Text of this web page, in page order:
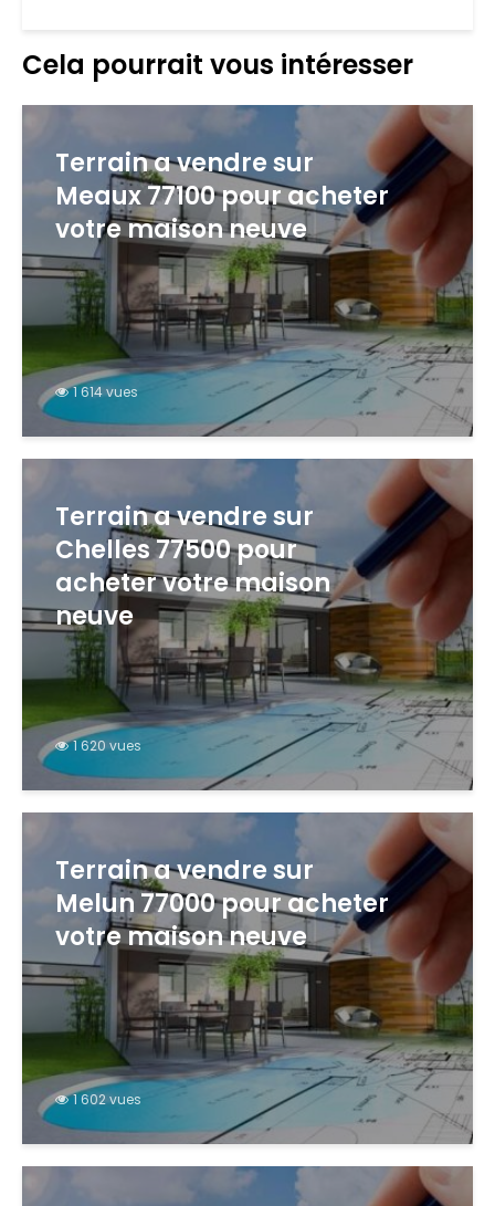
Cela pourrait vous intéresser
Terrain a vendre sur
Meaux 77100 pour acheter
votre maison neuve
1 614 vues
Terrain a vendre sur
Chelles 77500 pour
acheter votre maison
neuve
1 620 vues
Terrain a vendre sur
Melun 77000 pour acheter
votre maison neuve
1 602 vues